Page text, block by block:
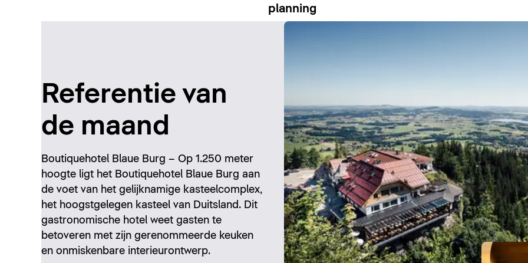
planning
Referentie van
de maand
Boutiquehotel Blaue Burg – Op 1.250 meter
hoogte ligt het Boutiquehotel Blaue Burg aan
de voet van het gelijknamige kasteelcomplex,
het hoogstgelegen kasteel van Duitsland. Dit
gastronomische hotel weet gasten te
betoveren met zijn gerenommeerde keuken
en onmiskenbare interieurontwerp.